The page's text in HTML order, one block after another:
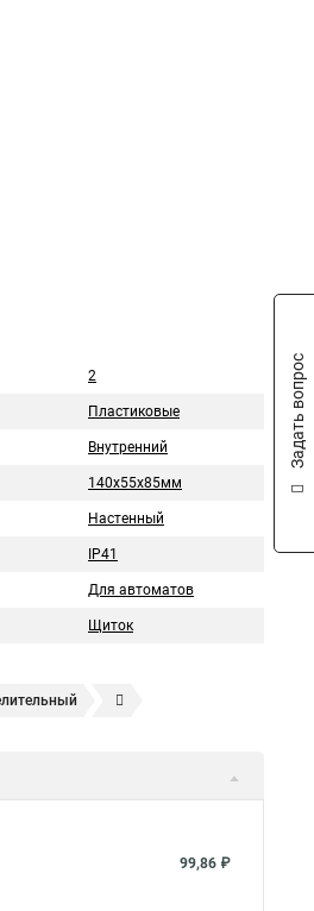
2
Пластиковые
Внутренний
140х55х85мм
Настенный
IP41
Для автоматов
Щиток
99,86 ₽
Задать вопрос